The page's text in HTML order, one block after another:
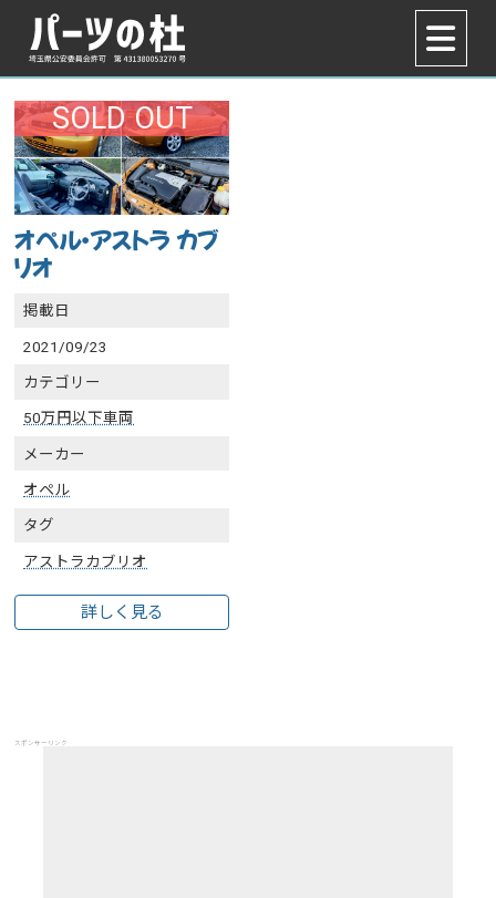
SOLD OUT
オペル・アストラ カブ
リオ
掲載日
2021/09/23
カテゴリー
50万円以下車両
メーカー
オペル
タグ
アストラカブリオ
詳しく見る
スポンサーリンク